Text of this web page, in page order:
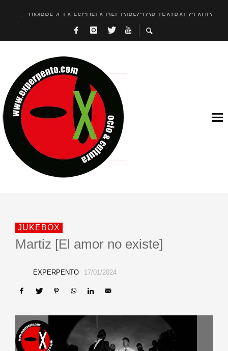
TIMBRE 4, LA ESCUELA DEL DIRECTOR TEATRAL CLAUDIO
30 AÑOS (NO ES NADA) DE LA KATARSIS DEL TOMATAZO
D’BALDOMEROS REINVENTAN [BITÁCORA 3.0] EN EXVITA
MARSHALL FLASH PRESENTA EN EXVITA [RELATIVA
JOFRE BARDAGÍ EN EXVITA INTERPRETANDO A SERRAT
YORCH PRESENTA [CURSO DE ARMONÍA PERSECUTORIA]
MAGALÍ SARE NOS EXPLICA [DESCASADA]
«NO TENGO PUTOS SUEÑOS»
JUKEBOX
Martiz [El amor no existe]
EXPERPENTO 17/01/2024